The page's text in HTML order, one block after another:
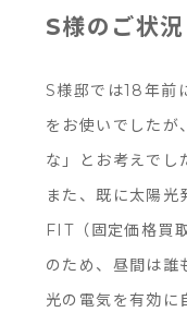
S様のご状況
S様邸では18年前
をお使いでしたが
な」とお考えでし
また、既に太陽光
FIT（固定価格買
のため、昼間は誰
光の電気を有効に